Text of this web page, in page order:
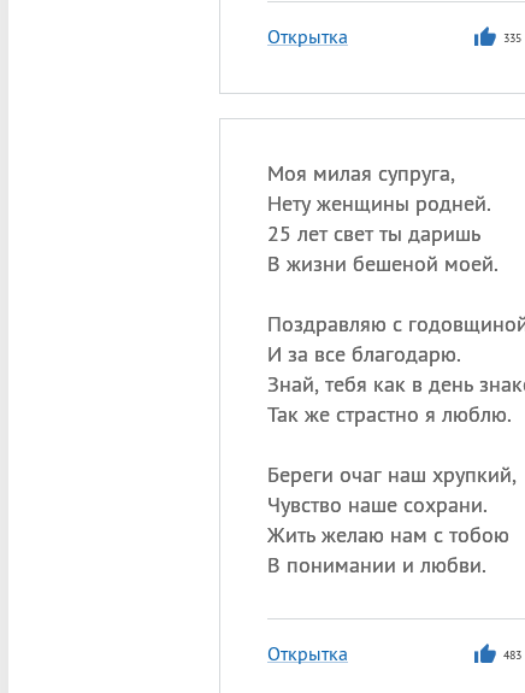
Открытка 335
Моя милая супруга,
Нету женщины родней.
25 лет свет ты даришь
В жизни бешеной моей.
Поздравляю с
И за все благодарю.
Знай, тебя как в день
Так же страстно я люблю.
Береги очаг наш хрупкий,
Чувство наше сохрани.
Жить желаю нам с тобою
В понимании и любви.
Открытка 483